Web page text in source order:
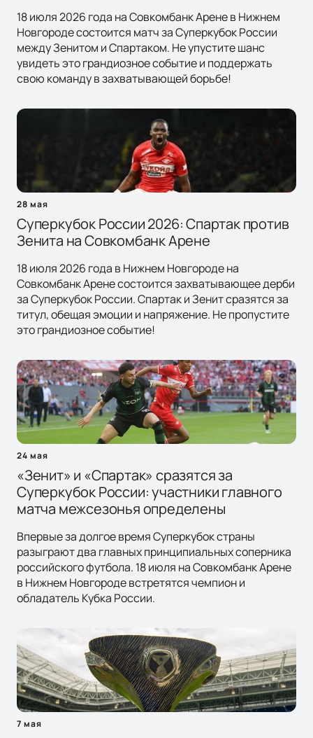
18 июля 2026 года на Совкомбанк Арене в Нижнем
Новгороде состоится матч за Суперкубок России
между Зенитом и Спартаком. Не упустите шанс
увидеть это грандиозное событие и поддержать
свою команду в захватывающей борьбе!
28 мая
Суперкубок России 2026: Спартак против
Зенита на Совкомбанк Арене
18 июля 2026 года в Нижнем Новгороде на
Совкомбанк Арене состоится захватывающее дерби
за Суперкубок России. Спартак и Зенит сразятся за
титул, обещая эмоции и напряжение. Не пропустите
это грандиозное событие!
24 мая
«Зенит» и «Спартак» сразятся за
Суперкубок России: участники главного
матча межсезонья определены
Впервые за долгое время Суперкубок страны
разыграют два главных принципиальных соперника
российского футбола. 18 июля на Совкомбанк Арене
в Нижнем Новгороде встретятся чемпион и
обладатель Кубка России.
7 мая